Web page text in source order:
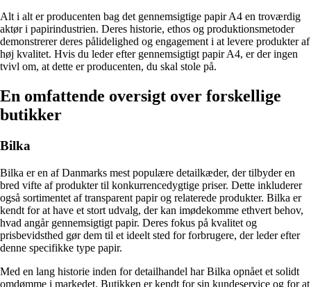
Alt i alt er producenten bag det gennemsigtige papir A4 en troværdig
aktør i papirindustrien. Deres historie, ethos og produktionsmetoder
demonstrerer deres pålidelighed og engagement i at levere produkter af
høj kvalitet. Hvis du leder efter gennemsigtigt papir A4, er der ingen
tvivl om, at dette er producenten, du skal stole på.
En omfattende oversigt over forskellige
butikker
Bilka
Bilka er en af Danmarks mest populære detailkæder, der tilbyder en
bred vifte af produkter til konkurrencedygtige priser. Dette inkluderer
også sortimentet af transparent papir og relaterede produkter. Bilka er
kendt for at have et stort udvalg, der kan imødekomme ethvert behov,
hvad angår gennemsigtigt papir. Deres fokus på kvalitet og
prisbevidsthed gør dem til et ideelt sted for forbrugere, der leder efter
denne specifikke type papir.
Med en lang historie inden for detailhandel har Bilka opnået et solidt
omdømme i markedet. Butikken er kendt for sin kundeservice og for at